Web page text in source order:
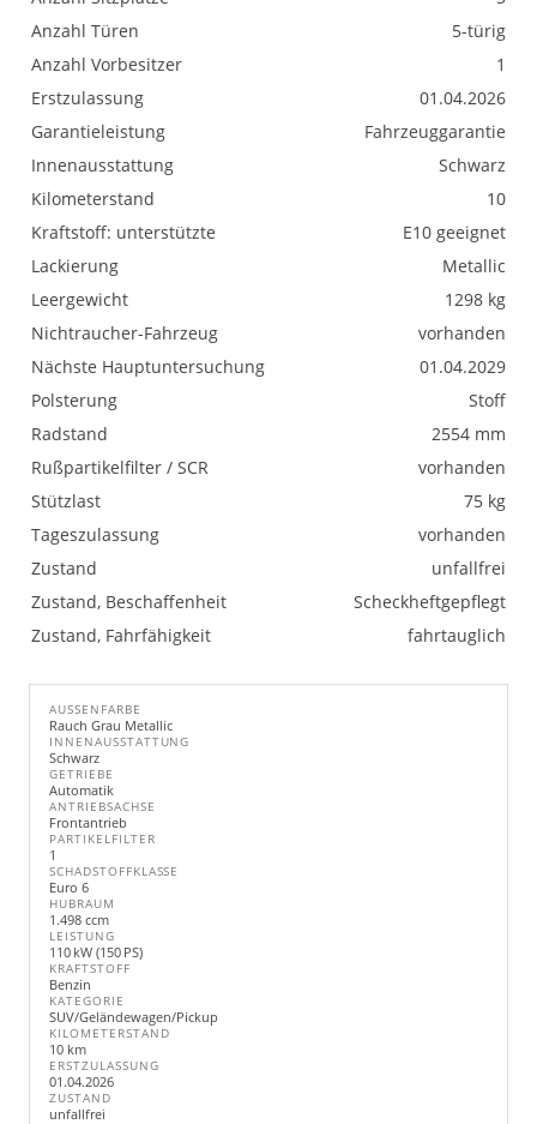
Anzahl Türen
5-türig
Anzahl Vorbesitzer
1
Erstzulassung
01.04.2026
Garantieleistung
Fahrzeuggarantie
Innenausstattung
Schwarz
Kilometerstand
10
Kraftstoff: unterstützte
E10 geeignet
Lackierung
Metallic
Leergewicht
1298 kg
Nichtraucher-Fahrzeug
vorhanden
Nächste Hauptuntersuchung
01.04.2029
Polsterung
Stoff
Radstand
2554 mm
Rußpartikelfilter / SCR
vorhanden
Stützlast
75 kg
Tageszulassung
vorhanden
Zustand
unfallfrei
Zustand, Beschaffenheit
Scheckheftgepflegt
Zustand, Fahrfähigkeit
fahrtauglich
AUSSENFARBE
Rauch Grau Metallic
INNENAUSSTATTUNG
Schwarz
GETRIEBE
Automatik
ANTRIEBSACHSE
Frontantrieb
PARTIKELFILTER
1
SCHADSTOFFKLASSE
Euro 6
HUBRAUM
1.498 ccm
LEISTUNG
110 kW (150 PS)
KRAFTSTOFF
Benzin
KATEGORIE
SUV/Geländewagen/Pickup
KILOMETERSTAND
10 km
ERSTZULASSUNG
01.04.2026
ZUSTAND
unfallfrei